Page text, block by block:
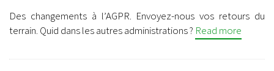
Des changements à l’AGPR. Envoyez-nous vos retours du
terrain. Quid dans les autres administrations ? Read more